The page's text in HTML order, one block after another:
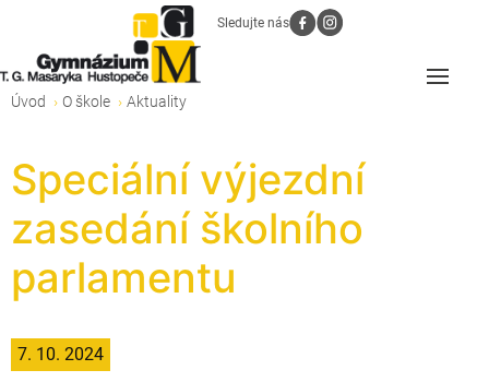
Sledujte nás
Úvod O škole Aktuality
Speciální výjezdní
zasedání školního
parlamentu
7. 10. 2024